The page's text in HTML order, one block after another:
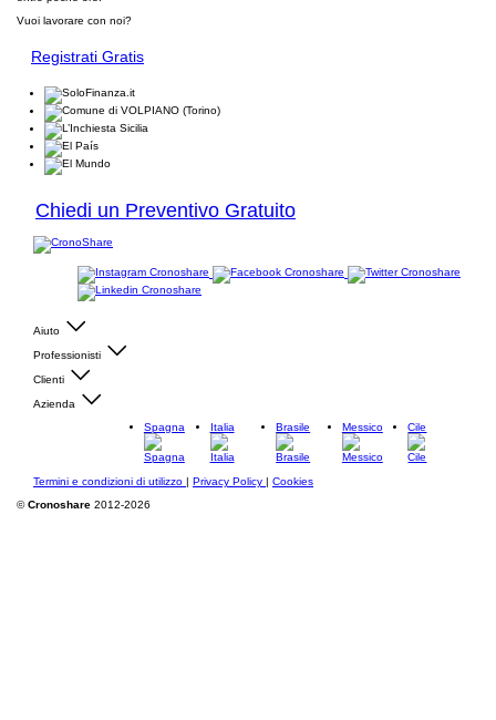
Vuoi lavorare con noi?
Registrati Gratis
Chiedi un Preventivo Gratuito
Aiuto
Professionisti
Clienti
Azienda
Spagna
Italia Brasile Messico Cile
Termini e condizioni di utilizzo | Privacy Policy | Cookies
©Cronoshare 2012-2026